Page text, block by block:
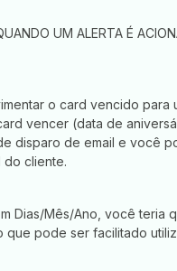
UM ALERTA É
o card vencido para
vencer (data de
disparo de email e você
do cliente.
Dias/Mês/Ano, você teria
que pode ser facilitado